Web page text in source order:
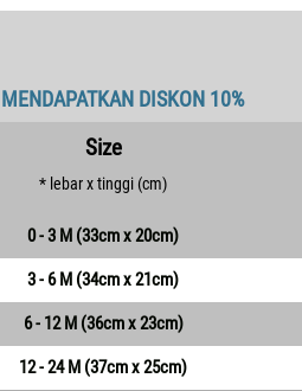
DISKON 10%
Size
* lebar x tinggi (cm)
0 - 3 M (33cm x 20cm)
3 - 6 M (34cm x 21cm)
6 - 12 M (36cm x 23cm)
12 - 24 M (37cm x 25cm)